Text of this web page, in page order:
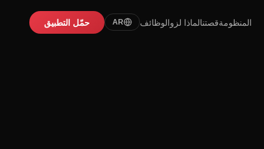
المنظومةقصتنالماذا لزوالوظائف AR حمّل التطبيق